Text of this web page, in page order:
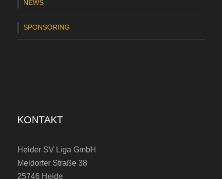
e
r
NEWS
SPONSORING
KONTAKT
Heider SV Liga GmbH
Meldorfer Straße 38
25746 Heide